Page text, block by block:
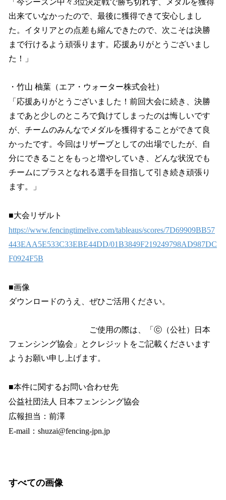
出来ていなかったので、最後に獲得できて安心しまし
た。イタリアとの点差も縮んできたので、次こそは決勝
まで行けるよう頑張ります。応援ありがとうございまし
た！」
・竹山 柚葉（エア・ウォーター株式会社）
「応援ありがとうございました！前回大会に続き、決勝
まであと少しのところで負けてしまったのは悔しいです
が、チームのみんなでメダルを獲得することができて良
かったです。今回はリザーブとしての出場でしたが、自
分にできることをもっと増やしていき、どんな状況でも
チームにプラスとなれる選手を目指して引き続き頑張り
ます。」
■大会リザルト
https://www.fencingtimelive.com/tableaus/scores/7D69909BB57
443EAA5E533C33EBE44DD/01B3849F219249798AD987DC
F0924F5B
■画像
ダウンロードのうえ、ぜひご活用ください。
ご使用の際は、「ⓒ（公社）日本
フェンシング協会」とクレジットをご記載くださいます
ようお願い申し上げます。
■本件に関するお問い合わせ先
公益社団法人 日本フェンシング協会
広報担当：前澤
E-mail：shuzai@fencing-jpn.jp
すべての画像